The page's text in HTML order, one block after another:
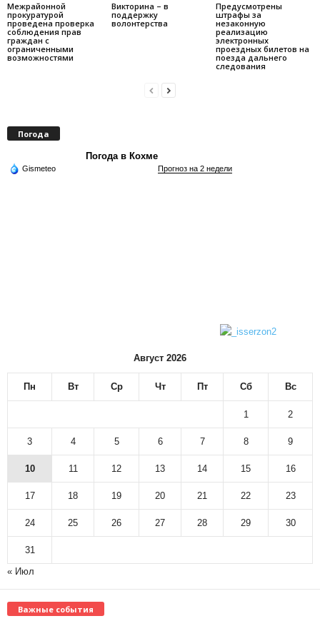
Межрайонной
прокуратурой
проведена проверка
соблюдения прав
граждан с
ограниченными
возможностями
Викторина – в
поддержку
волонтерства
Предусмотрены
штрафы за
незаконную
реализацию
электронных
проездных билетов на
поезда дальнего
следования
Погода
Погода в Кохме
Gismeteo Прогноз на 2 недели
Август 2026
Пн Вт Ср Чт Пт Сб Вс
1 2
3 4 5 6 7 8 9
10 11 12 13 14 15 16
17 18 19 20 21 22 23
24 25 26 27 28 29 30
31
« Июл
Важные события